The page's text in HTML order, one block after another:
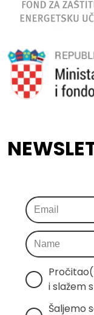
i slažem
Šaljemo